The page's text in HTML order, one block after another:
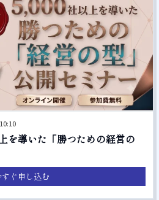
を導いた「勝つための経営の
すぐ申し込む